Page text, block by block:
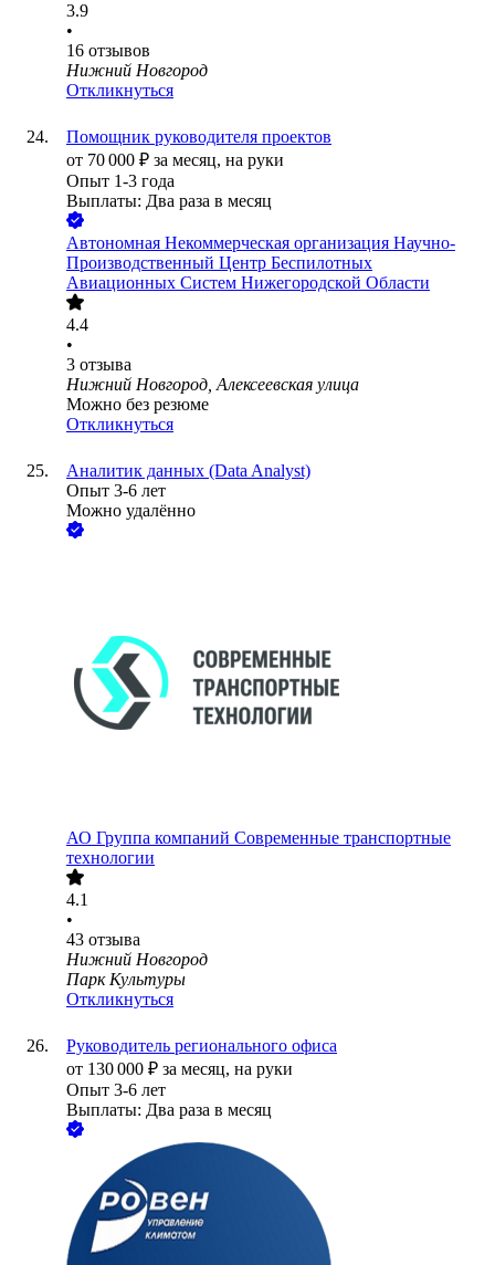
3.9
•
16 отзывов
Нижний Новгород
Откликнуться
Помощник руководителя проектов
от 70 000 ₽ за месяц, на руки
Опыт 1-3 года
Выплаты: Два раза в месяц
Автономная Некоммерческая организация Научно-
Производственный Центр Беспилотных
Авиационных Систем Нижегородской Области
4.4
•
3 отзыва
Нижний Новгород, Алексеевская улица
Можно без резюме
Откликнуться
Аналитик данных (Data Analyst)
Опыт 3-6 лет
Можно удалённо
АО Группа компаний Современные транспортные
технологии
4.1
•
43 отзыва
Нижний Новгород
Парк Культуры
Откликнуться
Руководитель регионального офиса
от 130 000 ₽ за месяц, на руки
Опыт 3-6 лет
Выплаты: Два раза в месяц